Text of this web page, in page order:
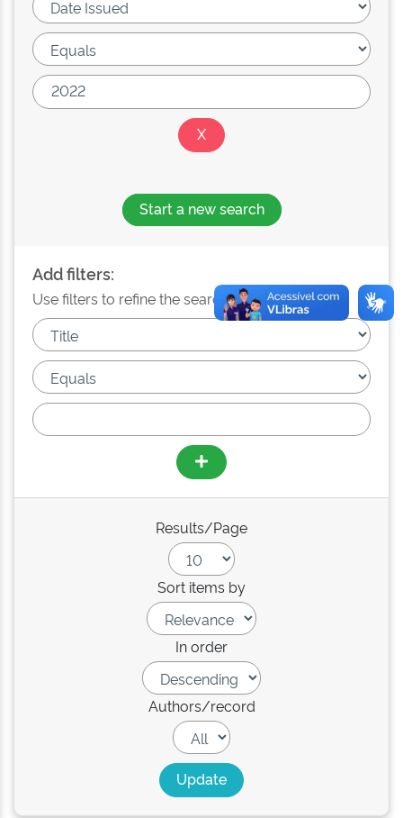
Start a new search
Add filters:
Use filters to refine the search results.
Results/Page
Sort items by
In order
Authors/record